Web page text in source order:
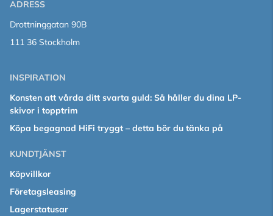
ADRESS
Drottninggatan 90B
111 36 Stockholm
INSPIRATION
Konsten att vårda ditt svarta guld: Så håller du dina LP-
skivor i topptrim
Köpa begagnad HiFi tryggt – detta bör du tänka på
KUNDTJÄNST
Köpvillkor
Företagsleasing
Lagerstatusar